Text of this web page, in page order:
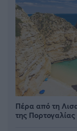
Πέρα από τη
της Πορτογαλίας